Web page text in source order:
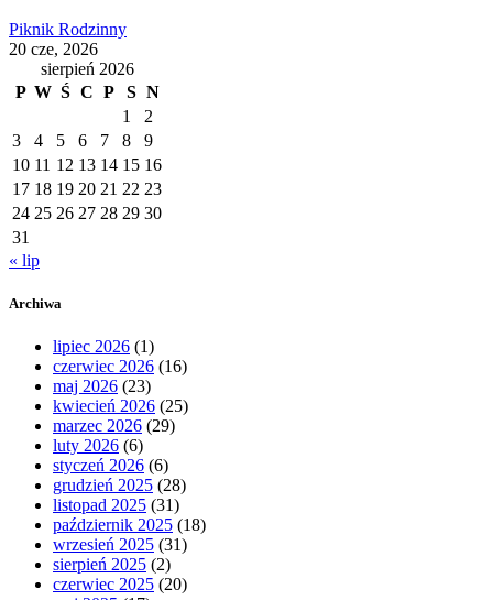
Piknik Rodzinny
20 cze, 2026
sierpień 2026
P W Ś C P S N
1
2
3
4 5 6 7 8
9
10 11 12 13 14 15 16
17 18 19 20 21 22 23
24 25 26 27 28 29 30
31
« lip
Archiwa
lipiec 2026 (1)
czerwiec 2026 (16)
maj 2026 (23)
kwiecień 2026 (25)
marzec 2026 (29)
luty 2026 (6)
styczeń 2026 (6)
grudzień 2025 (28)
listopad 2025 (31)
październik 2025 (18)
wrzesień 2025 (31)
sierpień 2025 (2)
czerwiec 2025 (20)